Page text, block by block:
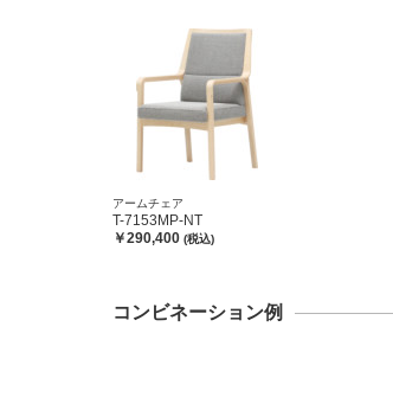
アームチェア
T-7153MP-NT
￥290,400 (税込)
コンビネーション例